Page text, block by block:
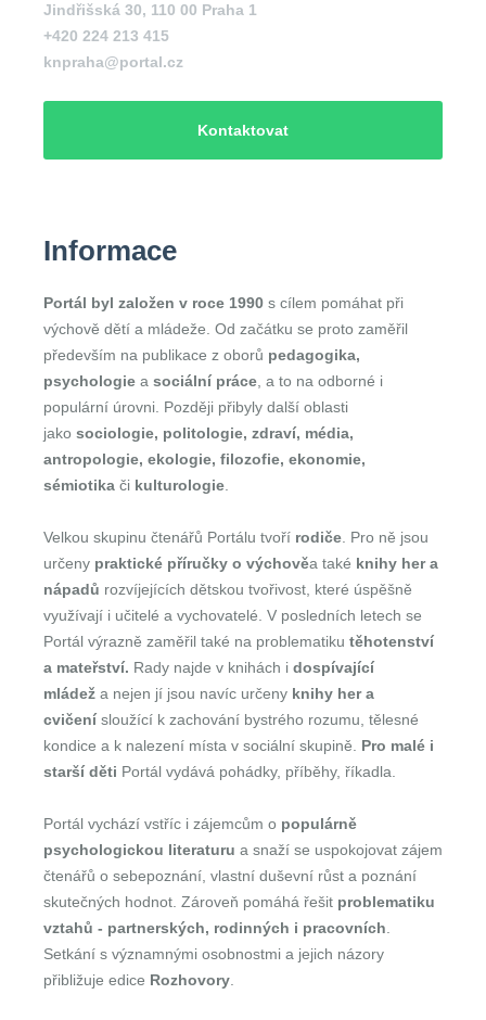
Jindřišská 30, 110 00 Praha 1
+420 224 213 415
knpraha@portal.cz
Kontaktovat
Informace
Portál byl založen v roce 1990 s cílem pomáhat při
výchově dětí a mládeže. Od začátku se proto zaměřil
především na publikace z oborů pedagogika,
psychologie a sociální práce , a to na odborné i
populární úrovni. Později přibyly další oblasti
jako sociologie, politologie, zdraví, média,
antropologie, ekologie, filozofie, ekonomie,
sémiotika či kulturologie
Velkou skupinu čtenářů Portálu tvoří rodiče . Pro ně jsou
určeny praktické příručky o výchověa také knihy her a
nápadů rozvíjejících dětskou tvořivost, které úspěšně
využívají i učitelé a vychovatelé. V posledních letech se
Portál výrazně zaměřil také na problematiku těhotenství
a mateřství. Rady najde v knihách i dospívající
mládež a nejen jí jsou navíc určeny knihy her a
cvičení sloužící k zachování bystrého rozumu, tělesné
kondice a k nalezení místa v sociální skupině. Pro malé i
starší děti Portál vydává pohádky, příběhy, říkadla.
Portál vychází vstříc i zájemcům o populárně
psychologickou literaturu a snaží se uspokojovat zájem
čtenářů o sebepoznání, vlastní duševní růst a poznání
skutečných hodnot. Zároveň pomáhá řešit problematiku
vztahů - partnerských, rodinných i pracovních
Setkání s významnými osobnostmi a jejich názory
přibližuje edice Rozhovory